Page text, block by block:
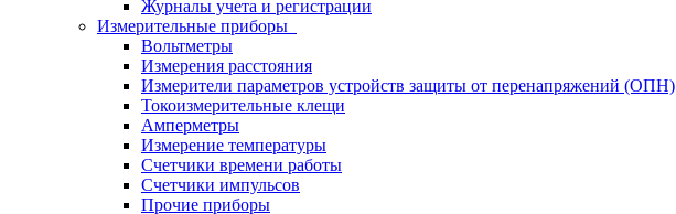
Журналы учета и регистрации
Измерительные приборы
Вольтметры
Измерения расстояния
Измерители параметров устройств защиты от перенапряжений (ОПН)
Токоизмерительные клещи
Амперметры
Измерение температуры
Счетчики времени работы
Счетчики импульсов
Прочие приборы